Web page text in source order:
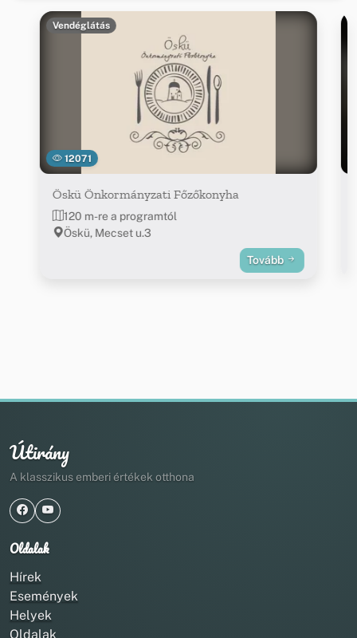
12071
Vendéglátás
Öskü Önkormányzati Főzőkonyha
120 m-re a programtól
Öskü, Mecset u.3
Tovább
Útirány
A klasszikus emberi értékek otthona
Oldalak
Hírek
Események
Helyek
Oldalak